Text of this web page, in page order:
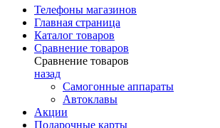
Телефоны магазинов
Главная страница
Каталог товаров
Сравнение товаров
Сравнение товаров
назад
Самогонные аппараты
Автоклавы
Акции
Подарочные карты